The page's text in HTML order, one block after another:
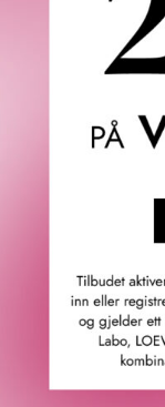
Duften åpner
første tonene i
safran, lavendel,
patchouli,
Black Moonlight
sensuell reise
og emballasjen
bak hver note.
Toppnoter: